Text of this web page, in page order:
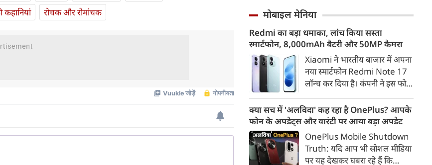
कहानियां रोचक और रोमांचक
रहा था।
बात मुझे पता है, क्योंकि मेरी घड़ी
तो मेरी यह घड़ी भी इस समस्या की
एक बड़ी वजह हो सकती है। यह मुझे
लगातार समय पर सोने की याद
दिलाती रहती है और हर सुबह खराब
‘स्लीप स्कोर' दिखाकर परेशान करती
मोबाइल मेनिया
Redmi का बड़ा धमाका, लांच किया सस्ता
स्मार्टफोन, 8,000mAh बैटरी और 50MP कैमरा
Xiaomi ने भारतीय बाजार में अपना
नया स्मार्टफोन Redmi Note 17
लॉन्च कर दिया है। कंपनी ने इस फोन
डिस्प्ले, 8,000mAh की बड़ी बैटरी
और Qualcomm Snapdragon
चिपसेट के साथ पेश किया है। फोन में
50MP का मेन कैमरा दिया गया है।
इसके अलावा Redmi Note 17 में
क्या सच में 'अलविदा' कह रहा है OnePlus? आपके
फोन के अपडेट्स और वारंटी पर आया बड़ा अपडेट
OnePlus Mobile Shutdown
Truth: यदि आप भी सोशल मीडिया
पर यह देखकर घबरा रहे हैं कि